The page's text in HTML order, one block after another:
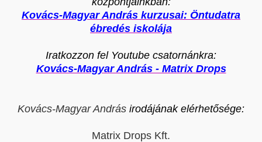
Kovács-Magyar András kurzusai: Öntudatra
ébredés iskolája
Iratkozzon fel Youtube csatornánkra:
Kovács-Magyar András - Matrix Drops
Kovács-Magyar András irodájának elérhetősége:
Matrix Drops Kft.